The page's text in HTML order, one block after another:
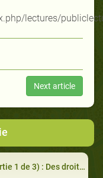
lectures/
Next article
pour tous les êtres humains